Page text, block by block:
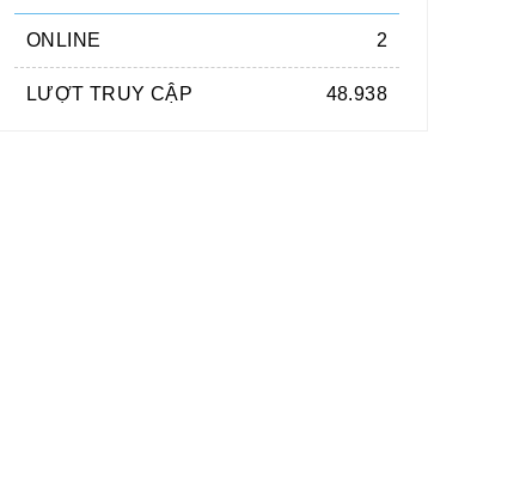
ONLINE 2
LƯỢT TRUY CẬP 48.938